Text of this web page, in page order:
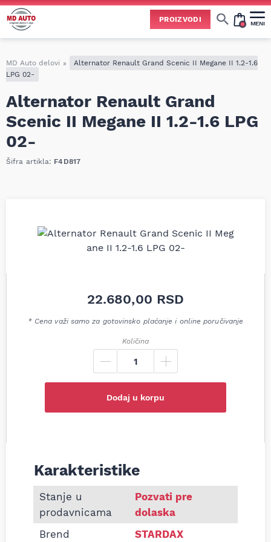
PROIZVODI MENI
MD Auto delovi »
Alternator Renault Grand Scenic II Megane II 1.2-1.6
LPG 02-
Alternator Renault Grand
Scenic II Megane II 1.2-1.6 LPG
02-
Šifra artikla: F4D817
22.680,00 RSD
* Cena važi samo za gotovinsko plaćanje i online poručivanje
Količina
Dodaj u korpu
Informacije o Alternator Renault Grand Scenic II
Karakteristike
Stanje u
prodavnicama
Pozvati pre
dolaska
Brend
STARDAX